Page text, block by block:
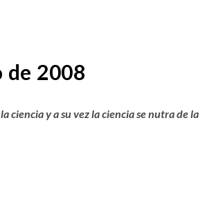
de 2008
ciencia y a su vez la ciencia se nutra de la